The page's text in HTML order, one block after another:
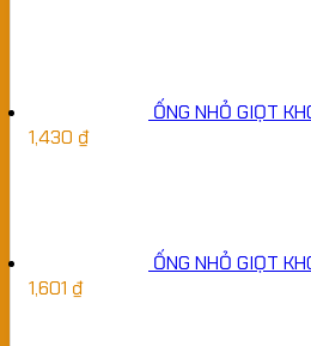
ỐNG NHỎ GIỌT
1,430 ₫
ỐNG NHỎ GIỌT
1,601 ₫